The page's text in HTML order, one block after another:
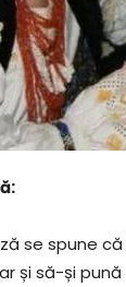
se spune
și să-și